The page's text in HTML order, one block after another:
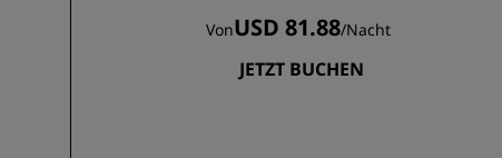
VonUSD 81.88/Nacht
JETZT BUCHEN